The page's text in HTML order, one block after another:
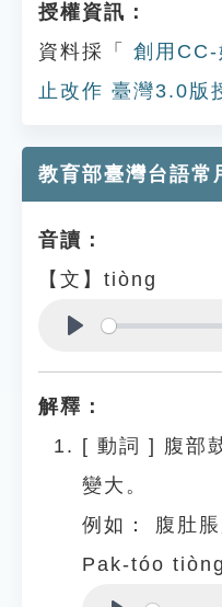
授權資訊：
資料採「
創用
止改作 臺灣3.0版
教育部臺灣台語常
音讀：
【文】tiòng
解釋：
[ 動詞 ] 腹部
變大。
例如：
腹肚脹
Pak-tóo